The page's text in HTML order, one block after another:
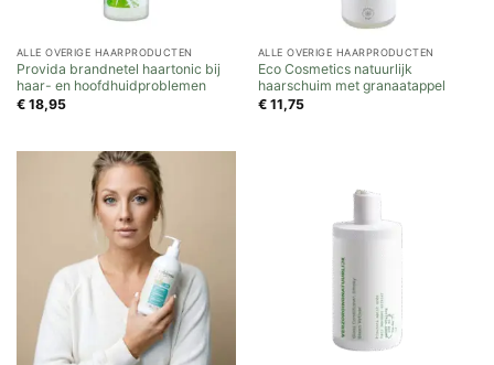
ALLE OVERIGE HAARPRODUCTEN
Provida brandnetel haartonic bij
haar- en hoofdhuidproblemen
€18,95
ALLE OVERIGE HAARPRODUCTEN
Eco Cosmetics natuurlijk
haarschuim met granaatappel
€11,75